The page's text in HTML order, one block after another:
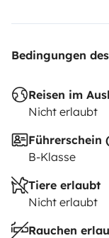
Bedingungen
Reisen im
Nicht erlaubt
Führerschein
B-Klasse
Tiere erlaubt
Nicht erlaubt
Rauchen